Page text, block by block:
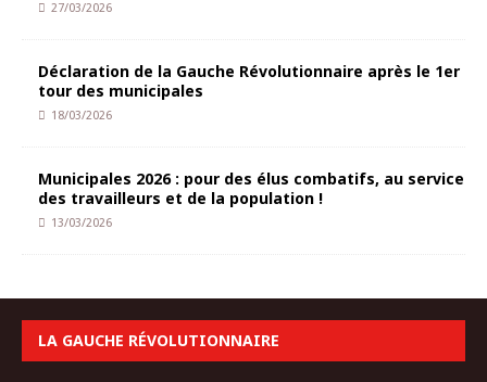
27/03/2026
Déclaration de la Gauche Révolutionnaire après le 1er
tour des municipales
18/03/2026
Municipales 2026 : pour des élus combatifs, au service
des travailleurs et de la population !
13/03/2026
LA GAUCHE RÉVOLUTIONNAIRE